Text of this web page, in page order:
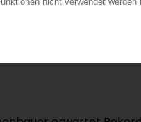
soll um 10 Prozent
Treiber